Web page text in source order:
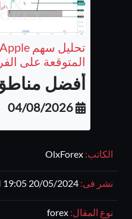
الكاتب: OlxForex
نشر فى: 20/05/2024 19:05 PM
نوع المقال: forex
المتوقعة على
أفضل
04/08/2026